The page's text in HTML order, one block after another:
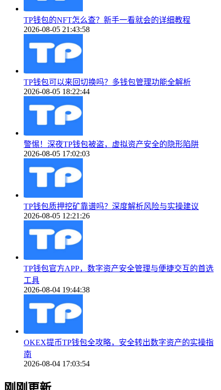
TP钱包的NFT怎么查？新手一看就会的详细教程
2026-08-05 21:43:58
TP钱包可以来回切换吗？多钱包管理功能全解析
2026-08-05 18:22:44
警惕！深夜TP钱包被盗，虚拟资产安全的隐形陷阱
2026-08-05 17:02:03
TP钱包质押挖矿靠谱吗？深度解析风险与实操建议
2026-08-05 12:21:26
TP钱包官方APP，数字资产安全管理与便捷交互的首选
工具
2026-08-04 19:44:38
OKEX提币TP钱包全攻略，安全转出数字资产的实操指
南
2026-08-04 17:03:54